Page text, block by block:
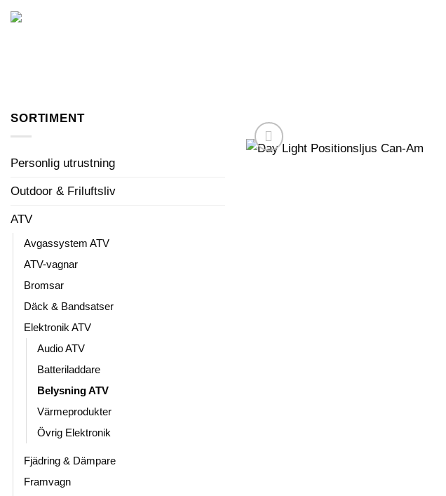
Skip
SORTIMENT
Personlig utrustning
Outdoor & Friluftsliv
ATV
Avgassystem ATV
ATV-vagnar
Bromsar
Däck & Bandsatser
Elektronik ATV
Audio ATV
Batteriladdare
Belysning ATV
Värmeprodukter
Övrig Elektronik
Fjädring & Dämpare
Framvagn